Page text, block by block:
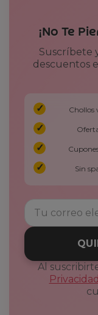
¡No Te
Suscríbete
descuentos
Chollos
Sin
Al
Privacidad